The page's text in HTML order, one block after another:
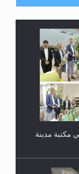
مكتبة مدينة